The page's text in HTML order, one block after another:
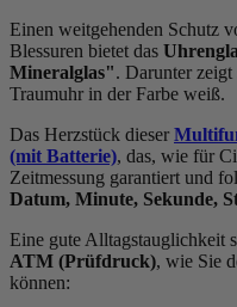
Einen weitgehenden Schutz
Blessuren bietet das
Mineralglas". Darunter
Traumuhr in der Farbe weiß.
Das Herzstück dieser
(mit Batterie), das, wie für
Zeitmessung garantiert und
Datum, Minute, Sekunde,
Eine gute Alltagstauglichkeit
ATM (Prüfdruck), wie Sie
können: